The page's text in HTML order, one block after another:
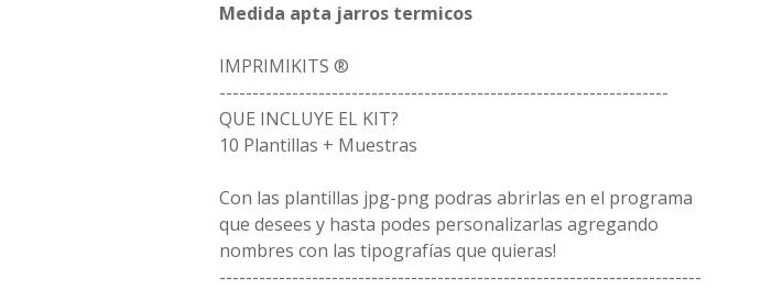
Medida apta jarros termicos
IMPRIMIKITS ®
--------------------------------------------------------------------
QUE INCLUYE EL KIT?
10 Plantillas + Muestras
Con las plantillas jpg-png podras abrirlas en el programa
que desees y hasta podes personalizarlas agregando
nombres con las tipografías que quieras!
-------------------------------------------------------------------------